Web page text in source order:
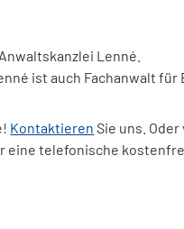
Lenné.
ist auch Fachanwalt für
Kontaktieren Sie uns.
eine telefonische